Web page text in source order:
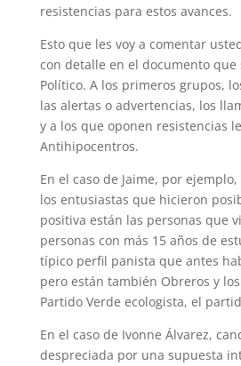
resistencias para estos avances.
Esto que les voy a comentar
con detalle en el documento
Político. A los primeros grupos,
las alertas o advertencias, los
y a los que oponen resistencias
Antihipocentros.
En el caso de Jaime, por
los entusiastas que hicieron
positiva están las personas que
personas con más 15 años de
típico perfil panista que antes
pero están también Obreros y
Partido Verde ecologista, el
En el caso de Ivonne Álvarez,
despreciada por una supuesta